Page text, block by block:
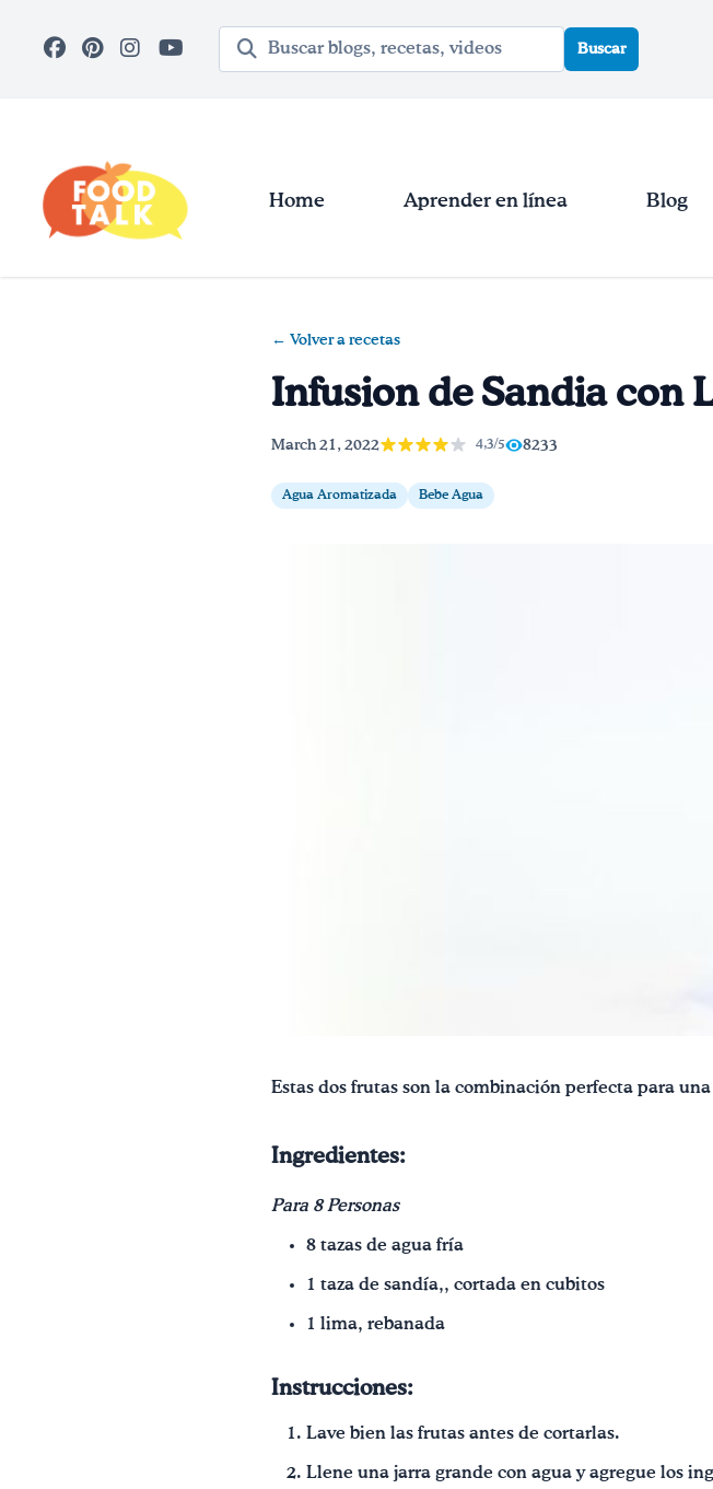
Término de búsqueda
Buscar
Home Aprender en línea Blog
← Volver a recetas
Infusion de Sandia con
March 21, 2022 4,3/5 8233
Agua Aromatizada Bebe Agua
Estas dos frutas son la combinación perfecta para
Ingredientes:
Para 8 Personas
8 tazas de agua fría
1 taza de sandía,, cortada en cubitos
1 lima, rebanada
Instrucciones:
Lave bien las frutas antes de cortarlas.
Llene una jarra grande con agua y agregue los